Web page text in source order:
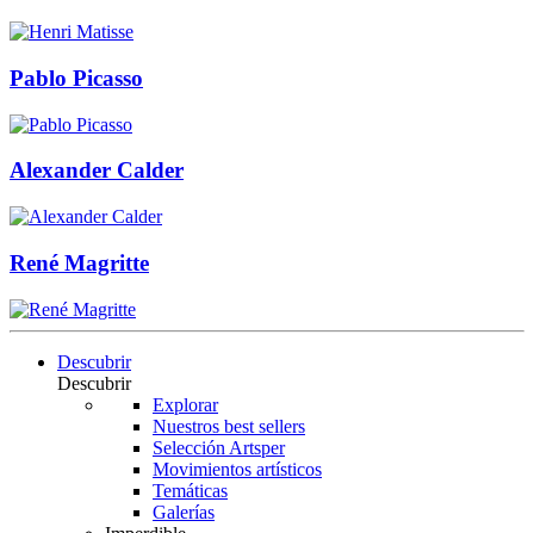
Pablo Picasso
Alexander Calder
René Magritte
Descubrir
Descubrir
Explorar
Nuestros best sellers
Selección Artsper
Movimientos artísticos
Temáticas
Galerías